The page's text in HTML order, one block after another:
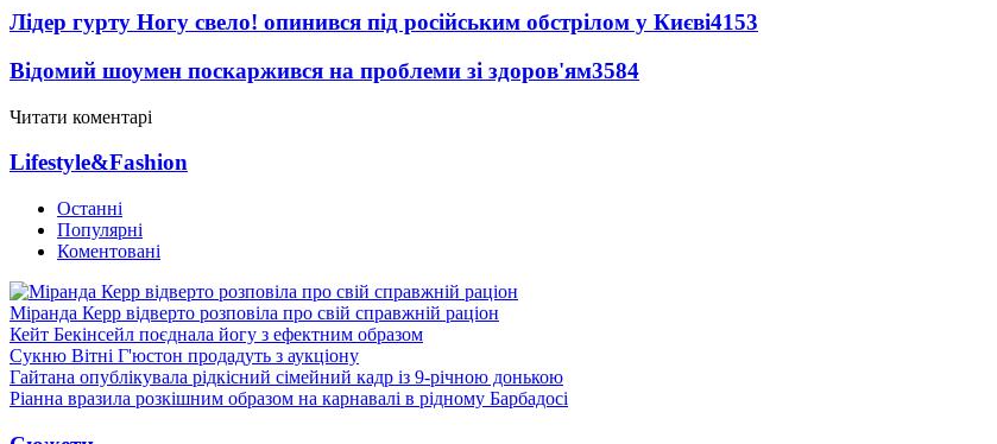
Лідер гурту Ногу свело! опинився під російським обстрілом у Києві4153
Відомий шоумен поскаржився на проблеми зі здоров'ям3584
Читати коментарі
Lifestyle&Fashion
Останні
Популярні
Коментовані
Міранда Керр відверто розповіла про свій справжній раціон
Кейт Бекінсейл поєднала йогу з ефектним образом
Сукню Вітні Г'юстон продадуть з аукціону
Гайтана опублікувала рідкісний сімейний кадр із 9-річною донькою
Ріанна вразила розкішним образом на карнавалі в рідному Барбадосі